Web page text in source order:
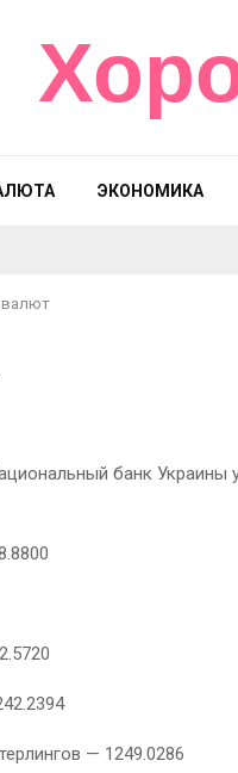
ЭКОНОМИКА
валют
банк
— 1249.0286